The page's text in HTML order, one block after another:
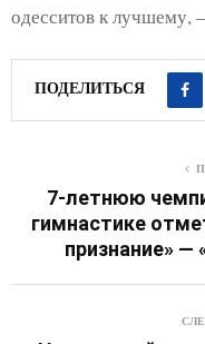
одесситов к лучшему,
ПОДЕЛИТЬСЯ
7-летнюю
гимнастике
признание» —